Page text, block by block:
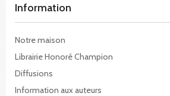
Information
Notre maison
Librairie Honoré Champion
Diffusions
Information aux auteurs